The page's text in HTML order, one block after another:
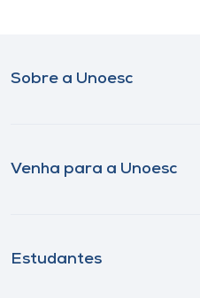
Sobre a Unoesc
Venha para a Unoesc
Estudantes